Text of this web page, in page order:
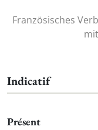
Französisches
Indicatif
Présent